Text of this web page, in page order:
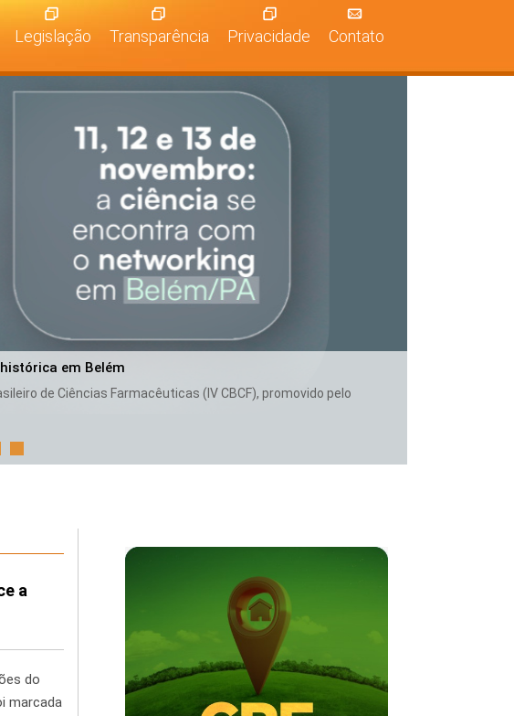
Legislação Transparência Privacidade Contato
em Belém
de Ciências Farmacêuticas (IV CBCF), promovido pelo
a
do
marcada